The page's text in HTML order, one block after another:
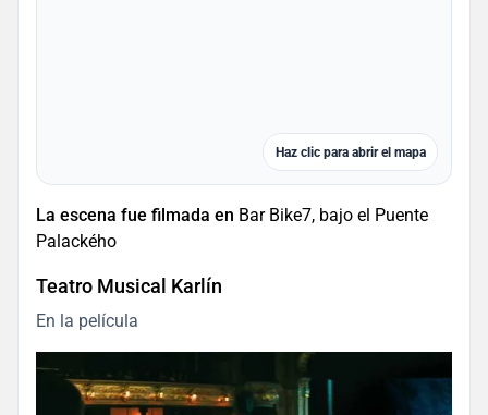
Haz clic para abrir el mapa
La escena fue filmada en Bar Bike7, bajo el Puente
Palackého
Teatro Musical Karlín
En la película